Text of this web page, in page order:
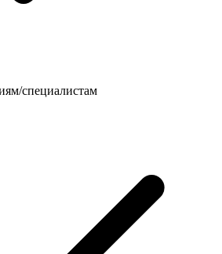
специалистам